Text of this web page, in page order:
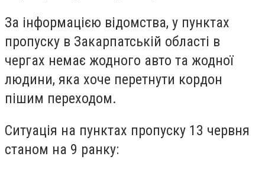
За інформацією відомства, у пунктах
пропуску в Закарпатській області в
чергах немає жодного авто та жодної
людини, яка хоче перетнути кордон
пішим переходом.
Ситуація на пунктах пропуску 13 червня
станом на 9 ранку: